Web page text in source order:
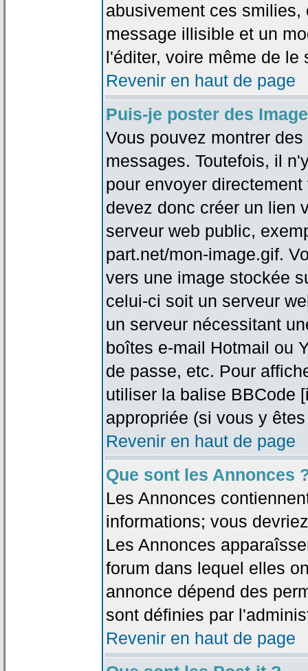
abusivement ces
message illisible et un
l'éditer, voire même de le
Revenir en haut de page
Puis-je poster des
Vous pouvez montrer
messages. Toutefois, il
pour envoyer
devez donc créer un lien
serveur web public,
part.net/mon-image.gif.
vers une image stockée
celui-ci soit un serveur
un serveur nécessitant
boîtes e-mail Hotmail ou
de passe, etc. Pour
utiliser la balise BBCode
appropriée (si vous y
Revenir en haut de page
Que sont les Annonces
Les Annonces
informations; vous
Les Annonces
forum dans lequel elles
annonce dépend des
sont définies par
Revenir en haut de page